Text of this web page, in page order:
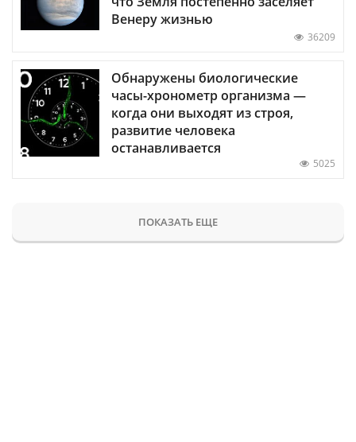
Венеру жизнью
36209
Обнаружены биологические
часы-хронометр организма —
когда они выходят из строя,
развитие человека
останавливается
5025
ПОКАЗАТЬ ЕЩЕ